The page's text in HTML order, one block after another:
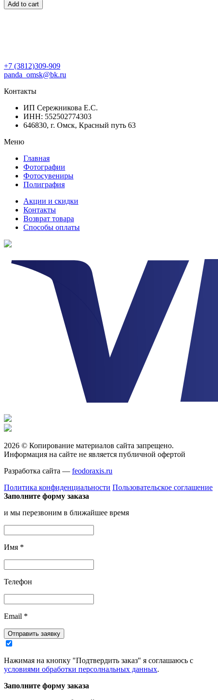
Add to cart
+7 (3812)309-909
panda_omsk@bk.ru
Контакты
ИП Сережникова Е.С.
ИНН: 552502774303
646830, г. Омск, Красный путь 63
Меню
Главная
Фотографии
Фотосувениры
Полиграфия
Акции и скидки
Контакты
Возврат товара
Способы оплаты
2026 © Копирование материалов сайта запрещено.
Информация на сайте не является публичной офертой
Разработка сайта — feodoraxis.ru
Политика конфиденциальности Пользовательское соглашение
Заполните форму заказа
и мы перезвоним в ближайшее время
Имя *
Телефон
Email *
Отправить заявку
Нажимая на кнопку "Подтвердить заказ" я соглашаюсь с
условиями обработки персолнальных данных.
Заполните форму заказа